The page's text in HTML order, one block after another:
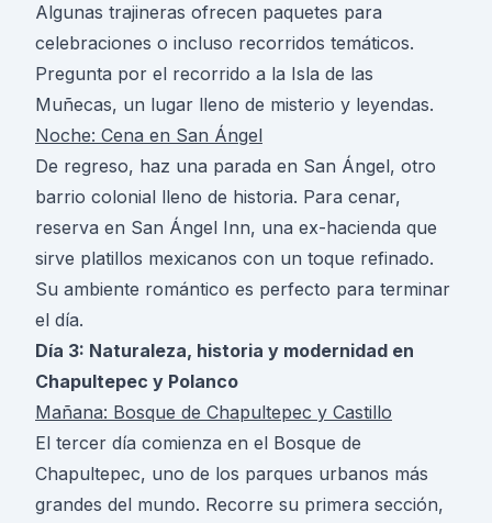
Algunas trajineras ofrecen paquetes para
celebraciones o incluso recorridos temáticos.
Pregunta por el recorrido a la Isla de las
Muñecas, un lugar lleno de misterio y leyendas.
Noche: Cena en San Ángel
De regreso, haz una parada en San Ángel, otro
barrio colonial lleno de historia. Para cenar,
reserva en San Ángel Inn, una ex-hacienda que
sirve platillos mexicanos con un toque refinado.
Su ambiente romántico es perfecto para terminar
el día.
Día 3: Naturaleza, historia y modernidad en
Chapultepec y Polanco
Mañana: Bosque de Chapultepec y Castillo
El tercer día comienza en el Bosque de
Chapultepec, uno de los parques urbanos más
grandes del mundo. Recorre su primera sección,